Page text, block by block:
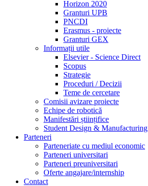
Horizon 2020
Granturi UPB
PNCDI
Erasmus - proiecte
Granturi GEX
Informații utile
Elsevier - Science Direct
Scopus
Strategie
Proceduri / Decizii
Teme de cercetare
Comisii avizare proiecte
Echipe de robotică
Manifestări științifice
Student Design &
Parteneri
Parteneriate cu mediul economic
Parteneri universitari
Parteneri preuniversitari
Oferte angajare/internship
Contact